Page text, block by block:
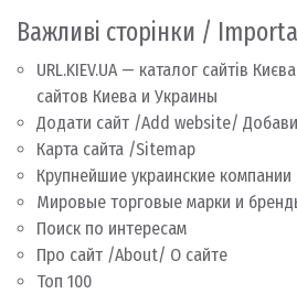
Важливі сторінки /
URL.KIEV.UA — каталог сайтів
сайтов Киева и Украины
Додати сайт /Add website/
Карта сайта /Sitemap
Крупнейшие украинские компании
Мировые торговые марки и
Поиск по интересам
Про сайт /About/ О сайте
Топ 100